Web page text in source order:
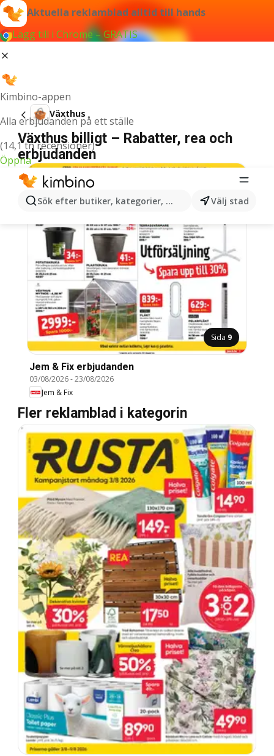
Aktuella reklamblad alltid till hands
Lägg till i Chrome – GRATIS
Kimbino-appen
Alla erbjudanden på ett ställe
(14,1 tn recensioner)
Öppna
Sök efter butiker, kategorier, produkter...Välj stad
Växthus
Växthus billigt – Rabatter, rea och
erbjudanden
Sida 9
Jem & Fix erbjudanden
03/08/2026-23/08/2026
Jem & Fix
Fler reklamblad i kategorin